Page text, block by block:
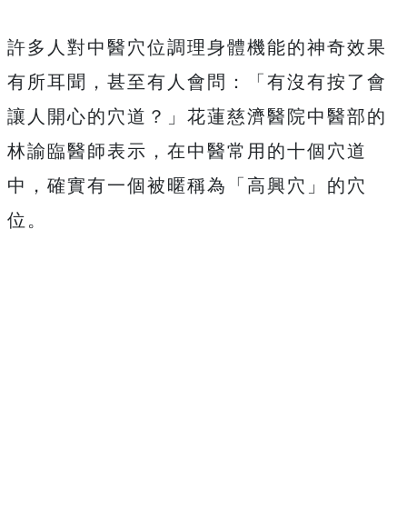
許多人對中醫穴位調理身體機能的神奇效果
有所耳聞，甚至有人會問：「有沒有按了會
讓人開心的穴道？」花蓮慈濟醫院中醫部的
林諭臨醫師表示，在中醫常用的十個穴道
中，確實有一個被暱稱為「高興穴」的穴
位。